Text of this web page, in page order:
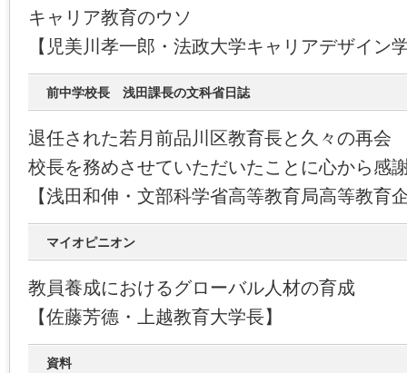
キャリア教育のウソ
【児美川孝一郎・法政大学キャリアデザイン
前中学校長 浅田課長の文科省日誌
退任された若月前品川区教育長と久々の再会
校長を務めさせていただいたことに心から感
【浅田和伸・文部科学省高等教育局高等教育
マイオピニオン
教員養成におけるグローバル人材の育成
【佐藤芳德・上越教育大学長】
資料